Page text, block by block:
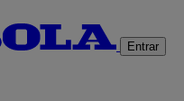
Entrar